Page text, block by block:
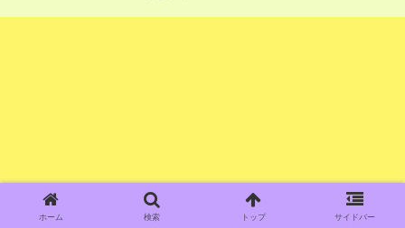
ホーム 検索 トップ サイドバー